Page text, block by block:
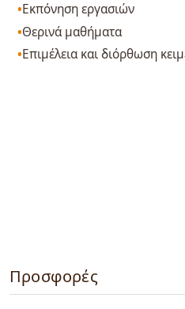
Εκπόνηση εργασιών
Θερινά μαθήματα
Επιμέλεια και διόρθωση
Προσφορές